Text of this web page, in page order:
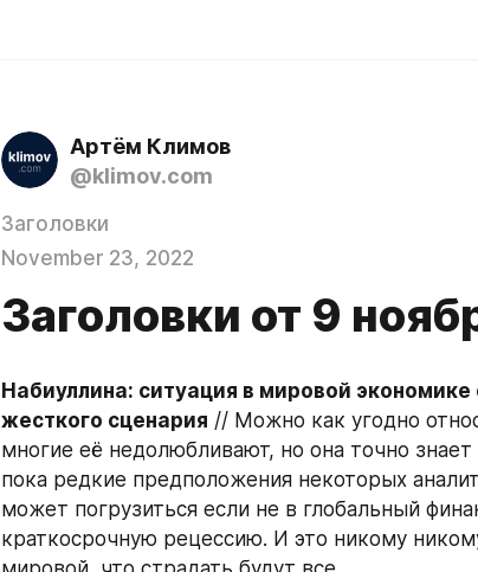
Артём Климов
@klimov.com
Заголовки
November 23, 2022
Заголовки от 9
Набиуллина: ситуация в мировой экономике
жесткого сценария // Можно как угодно
многие её недолюбливают, но она точно
пока редкие предположения некоторых
может погрузиться если не в глобальный
краткосрочную рецессию. И это никому